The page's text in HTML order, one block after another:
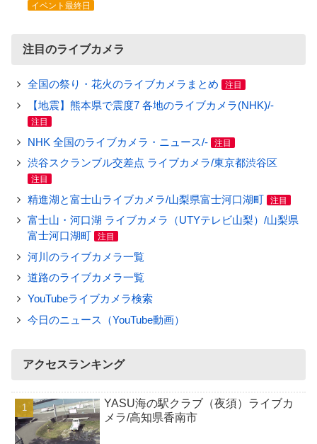
イベント最終日
注目のライブカメラ
全国の祭り・花火のライブカメラまとめ 注目
【地震】熊本県で震度7 各地のライブカメラ(NHK)/-
注目
NHK 全国のライブカメラ・ニュース/- 注目
渋谷スクランブル交差点 ライブカメラ/東京都渋谷区
注目
精進湖と富士山ライブカメラ/山梨県富士河口湖町 注目
富士山・河口湖 ライブカメラ（UTYテレビ山梨）/山梨県
富士河口湖町
注目
河川のライブカメラ一覧
道路のライブカメラ一覧
YouTubeライブカメラ検索
今日のニュース（YouTube動画）
アクセスランキング
YASU海の駅クラブ（夜須）ライブカ
メラ/高知県香南市